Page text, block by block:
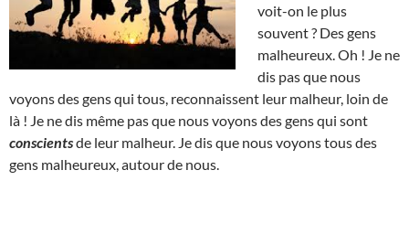
voit-on le plus
souvent ? Des gens
malheureux. Oh ! Je ne
dis pas que nous
voyons des gens qui tous, reconnaissent leur malheur, loin de
là ! Je ne dis même pas que nous voyons des gens qui sont
conscientsde leur malheur. Je dis que nous voyons tous des
gens malheureux, autour de nous.